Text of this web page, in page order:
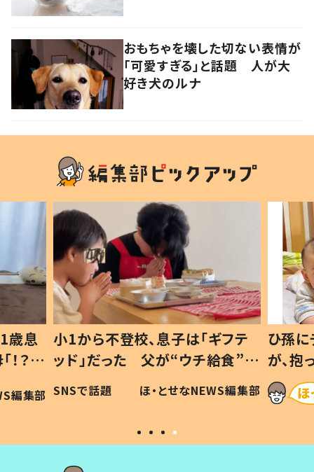
おもちゃを壊した切ない表情が
「可愛すぎる」と話題 人が大
好き犬のルナ
歳息
？」
編集部
小1から不登校、息子は「ギフテ
ッド」だった 父が“ウチ給食”を
作り続ける理由とは #令和の親
#令和の子
SNSで話題 ほ・とせなNEWS編集部
ひ孫
が、
「涙が
い」